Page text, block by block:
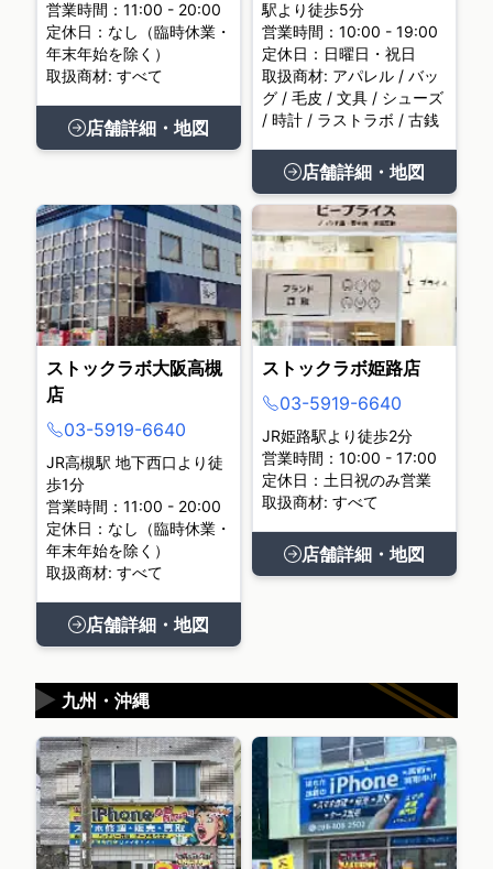
営業時間：11:00 - 20:00
定休日：なし（臨時休業・
年末年始を除く）
取扱商材: すべて
店舗詳細・地図
駅より徒歩5分
営業時間：10:00 - 19:00
定休日：日曜日・祝日
取扱商材: アパレル / バッ
グ / 毛皮 / 文具 / シューズ
/ 時計 / ラストラボ / 古銭
店舗詳細・地図
ストックラボ大阪高槻
店
03-5919-6640
JR高槻駅 地下西口より徒
歩1分
営業時間：11:00 - 20:00
定休日：なし（臨時休業・
年末年始を除く）
取扱商材: すべて
店舗詳細・地図
ストックラボ姫路店
03-5919-6640
JR姫路駅より徒歩2分
営業時間：10:00 - 17:00
定休日：土日祝のみ営業
取扱商材: すべて
店舗詳細・地図
九州・沖縄
▶